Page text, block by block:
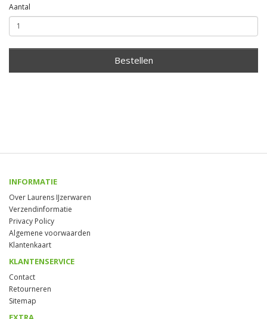
Aantal
Bestellen
INFORMATIE
Over Laurens IJzerwaren
Verzendinformatie
Privacy Policy
Algemene voorwaarden
Klantenkaart
KLANTENSERVICE
Contact
Retourneren
Sitemap